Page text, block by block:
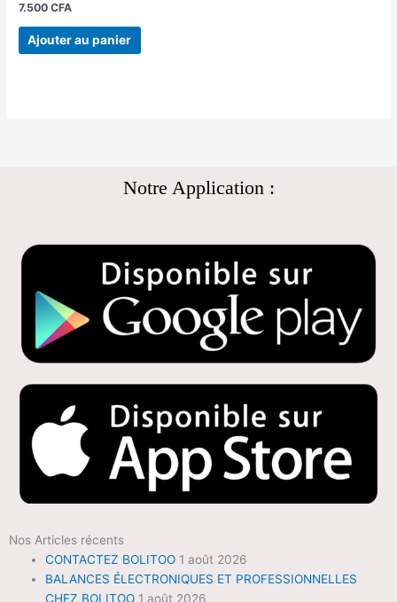
7.500CFA
Ajouter au panier
Notre Application :
Nos Articles récents
CONTACTEZ BOLITOO 1 août 2026
BALANCES ÉLECTRONIQUES ET PROFESSIONNELLES
CHEZ BOLITOO 1 août 2026